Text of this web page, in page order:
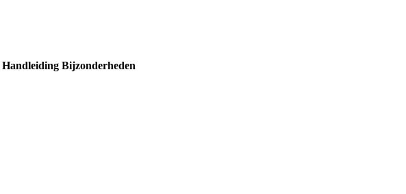
Handleiding Bijzonderheden